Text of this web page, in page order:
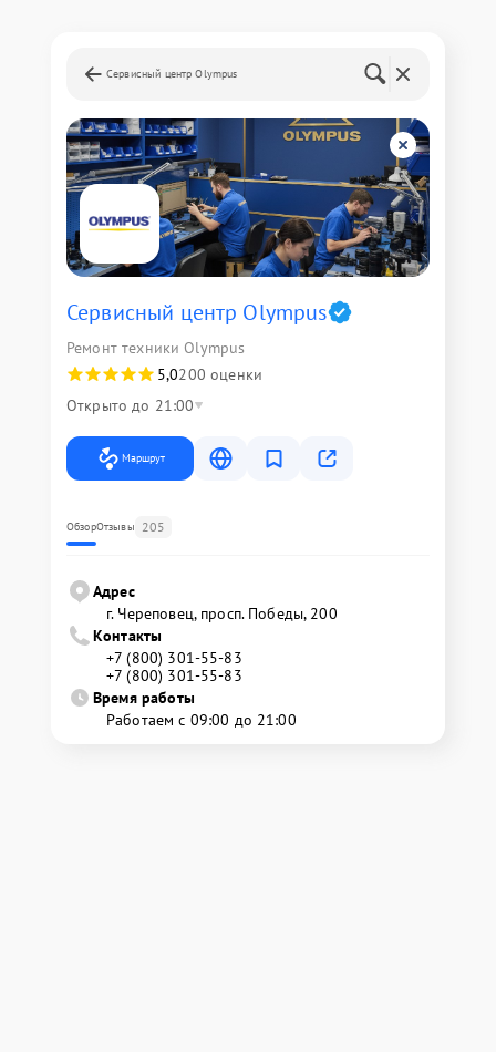
Сервисный центр Olympus
Сервисный центр Olympus
Ремонт техники Olympus
5,0200 оценки
Открыто до 21:00
Маршрут
ОбзорОтзывы 205
Адрес
г. Череповец, просп. Победы, 200
Контакты
+7 (800) 301-55-83
+7 (800) 301-55-83
Время работы
Работаем с 09:00 до 21:00